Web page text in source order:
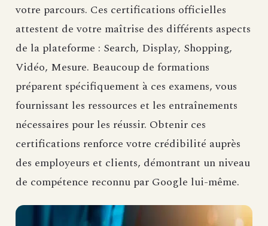
votre parcours. Ces certifications officielles
attestent de votre maîtrise des différents aspects
de la plateforme : Search, Display, Shopping,
Vidéo, Mesure. Beaucoup de formations
préparent spécifiquement à ces examens, vous
fournissant les ressources et les entraînements
nécessaires pour les réussir. Obtenir ces
certifications renforce votre crédibilité auprès
des employeurs et clients, démontrant un niveau
de compétence reconnu par Google lui-même.